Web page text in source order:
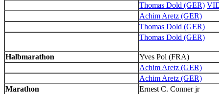
Thomas Dold (GER)
Achim Aretz (GER)
Thomas Dold (GER)
Thomas Dold (GER)
Halbmarathon Yves Pol (FRA)
Achim Aretz (GER)
Achim Aretz (GER)
Marathon
Ernest C. Conner jr